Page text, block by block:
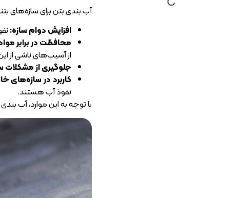
آب بندی بتن برای سازه‌های
افزایش دوام سازه:
محافظت در برابر
از آسیب‌های ناشی از
جلوگیری از مشکلات
کاربرد در سازه‌های
نفوذ آب هستند.
با توجه به این موارد، آب